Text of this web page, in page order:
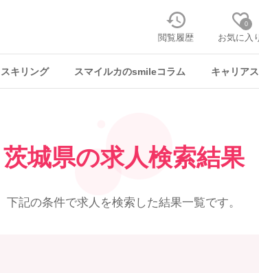
閲覧履歴
0
お気に入
キリング スマイルカのsmileコラム キャリア
茨城県の求人検索結果
下記の条件で求人を検索した結果一覧です。